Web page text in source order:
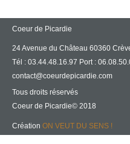
Coeur de Picardie
24 Avenue du Château 60360
Tél : 03.44.48.16.97 Port :
contact@coeurdepicardie.com
Tous droits réservés
Coeur de Picardie© 2018
Création ON VEUT DU SENS !